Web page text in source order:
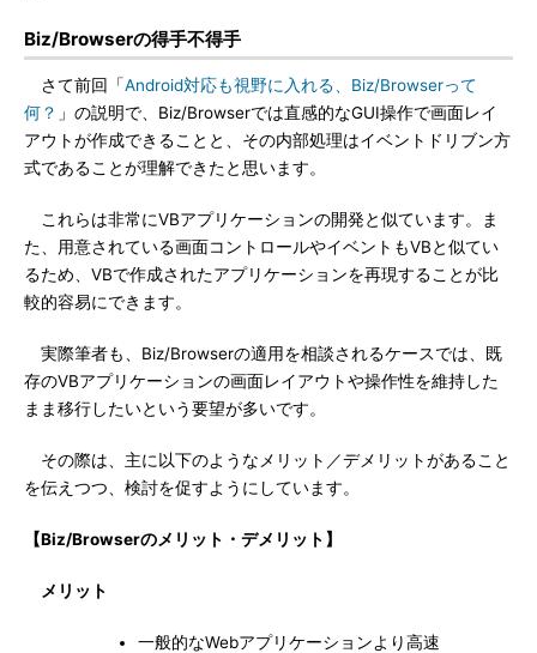
Biz/Browserの得手不得手
さて前回「Android対応も視野に入れる、Biz/Browserって
何？ 」の説明で、Biz/Browserでは直感的なGUI操作で画面レイ
アウトが作成できることと、その内部処理はイベントドリブン方
式であることが理解できたと思います。
これらは非常にVBアプリケーションの開発と似ています。ま
た、用意されている画面コントロールやイベントもVBと似てい
るため、VBで作成されたアプリケーションを再現することが比
較的容易にできます。
実際筆者も、Biz/Browserの適用を相談されるケースでは、既
存のVBアプリケーションの画面レイアウトや操作性を維持した
まま移行したいという要望が多いです。
その際は、主に以下のようなメリット／デメリットがあること
を伝えつつ、検討を促すようにしています。
【Biz/Browserのメリット・デメリット】
メリット
一般的なWebアプリケーションより高速